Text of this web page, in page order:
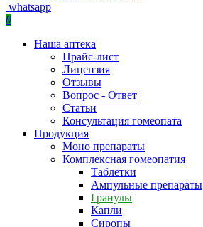
whatsapp
0
Наша аптека
Прайс-лист
Лицензия
Отзывы
Вопрос - Ответ
Статьи
Консультация гомеопата
Продукция
Моно препараты
Комплексная гомеопатия
Таблетки
Ампульные препараты
Гранулы
Капли
Сиропы